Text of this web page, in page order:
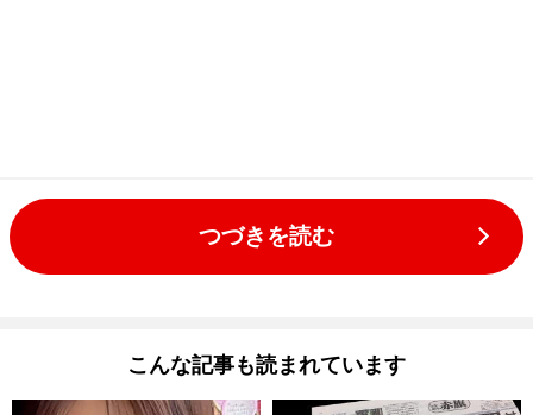
つづきを読む
こんな記事も読まれています